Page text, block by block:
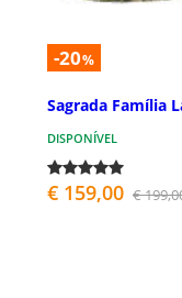
-20%
Sagrada Família
DISPONÍVEL
€ 159,00 €